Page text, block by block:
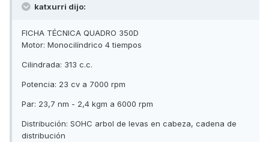
katxurri dijo:
FICHA TÉCNICA QUADRO 350D
Motor: Monocilíndrico 4 tiempos
Cilindrada: 313 c.c.
Potencia: 23 cv a 7000 rpm
Par: 23,7 nm - 2,4 kgm a 6000 rpm
Distribución: SOHC arbol de levas en cabeza, cadena de
distribución